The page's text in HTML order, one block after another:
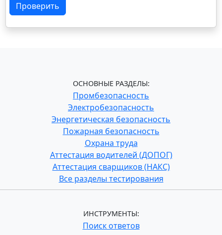
Проверить
ОСНОВНЫЕ РАЗДЕЛЫ:
Промбезопасность
Электробезопасность
Энергетическая безопасность
Пожарная безопасность
Охрана труда
Аттестация водителей (ДОПОГ)
Аттестация сварщиков (НАКС)
Все разделы тестирования
ИНСТРУМЕНТЫ:
Поиск ответов